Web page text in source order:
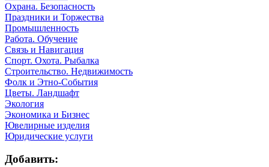
Охрана. Безопасность
Праздники и Торжества
Промышленность
Работа. Обучение
Связь и Навигация
Спорт. Охота. Рыбалка
Строительство. Недвижимость
Фолк и Этно-События
Цветы. Ландшафт
Экология
Экономика и Бизнес
Ювелирные изделия
Юридические услуги
Добавить: